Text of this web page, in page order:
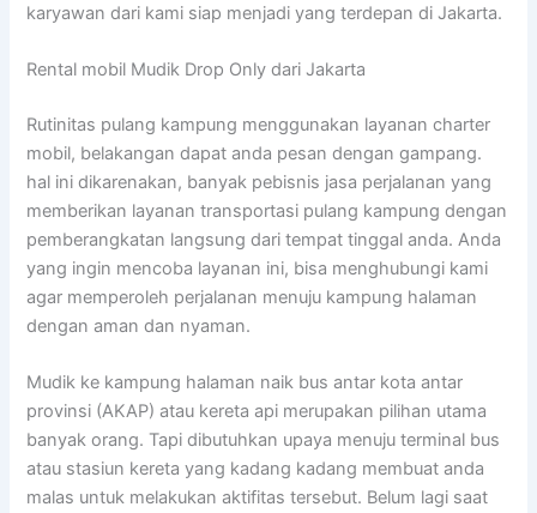
karyawan dari kami siap menjadi yang terdepan di Jakarta.
Rental mobil Mudik Drop Only dari Jakarta
Rutinitas pulang kampung menggunakan layanan charter
mobil, belakangan dapat anda pesan dengan gampang.
hal ini dikarenakan, banyak pebisnis jasa perjalanan yang
memberikan layanan transportasi pulang kampung dengan
pemberangkatan langsung dari tempat tinggal anda. Anda
yang ingin mencoba layanan ini, bisa menghubungi kami
agar memperoleh perjalanan menuju kampung halaman
dengan aman dan nyaman.
Mudik ke kampung halaman naik bus antar kota antar
provinsi (AKAP) atau kereta api merupakan pilihan utama
banyak orang. Tapi dibutuhkan upaya menuju terminal bus
atau stasiun kereta yang kadang kadang membuat anda
malas untuk melakukan aktifitas tersebut. Belum lagi saat